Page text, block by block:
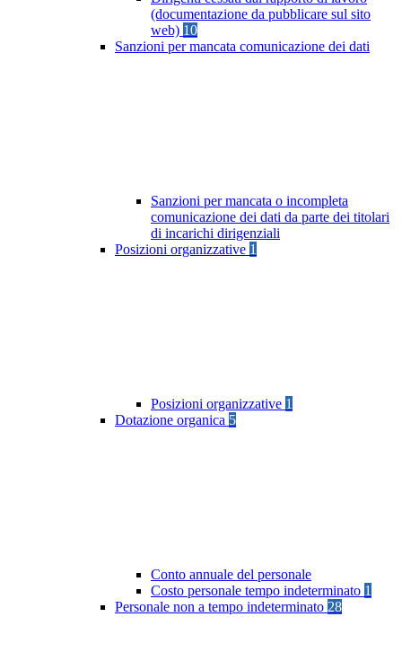
(documentazione da pubblicare sul sito
web) 10
Sanzioni per mancata comunicazione dei dati
Sanzioni per mancata o incompleta
comunicazione dei dati da parte dei titolari
di incarichi dirigenziali
Posizioni organizzative 1
Posizioni organizzative 1
Dotazione organica 5
Conto annuale del personale
Costo personale tempo indeterminato 1
Personale non a tempo indeterminato 28